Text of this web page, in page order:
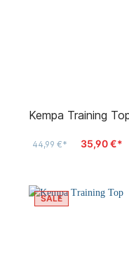
Kempa Training
44,99 €* 35,90 €*
SALE